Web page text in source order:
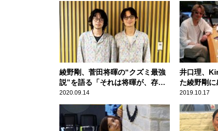
綾野剛、菅田将暉の“クズミ最強
説”を語る「それは将暉が、存在
感っていうものだけじゃな
い……」
2020.09.14
井口理、
た綾野剛
く素晴ら
2019.10.17